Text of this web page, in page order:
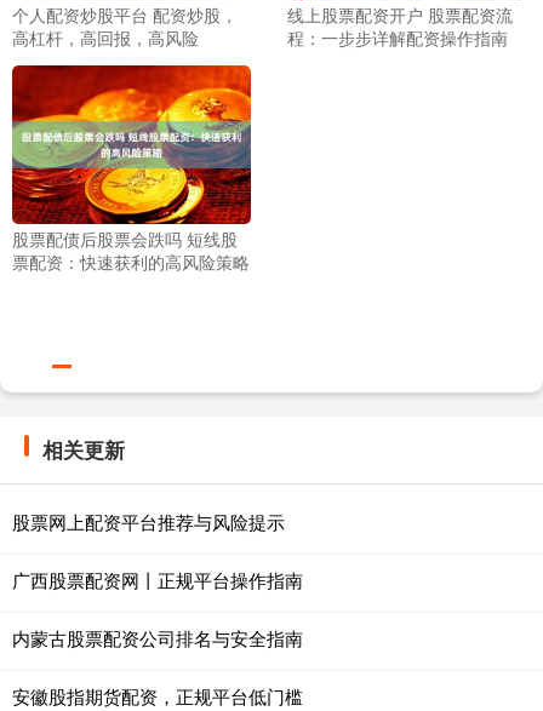
个人配资炒股平台 配资炒股，
高杠杆，高回报，高风险
线上股票配资开户 股票配资流
程：一步步详解配资操作指南
股票配债后股票会跌吗 短线股
票配资：快速获利的高风险策略
相关更新
股票网上配资平台推荐与风险提示
广西股票配资网丨正规平台操作指南
内蒙古股票配资公司排名与安全指南
安徽股指期货配资，正规平台低门槛